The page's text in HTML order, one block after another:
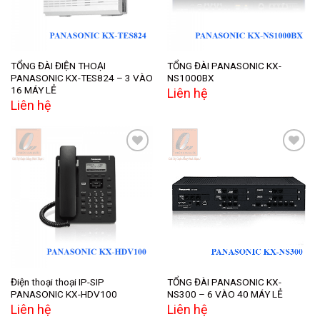
TỔNG ĐÀI ĐIỆN THOẠI
PANASONIC KX-TES824 – 3 VÀO
16 MÁY LẺ
Liên hệ
TỔNG ĐÀI PANASONIC KX-
NS1000BX
Liên hệ
Điện thoại thoại IP-SIP
PANASONIC KX-HDV100
Liên hệ
Add to
wishlist
TỔNG ĐÀI PANASONIC KX-
NS300 – 6 VÀO 40 MÁY LẺ
Liên hệ